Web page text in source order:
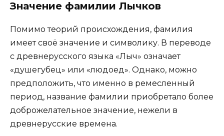
Значение фамилии Лычков
Помимо теорий происхождения, фамилия
имеет своё значение и символику. В переводе
с древнерусского языка «Лыч» означает
«душегубец» или «людоед». Однако, можно
предположить, что именно в ремесленный
период, название фамилии приобретало более
доброжелательное значение, нежели в
древнерусские времена.